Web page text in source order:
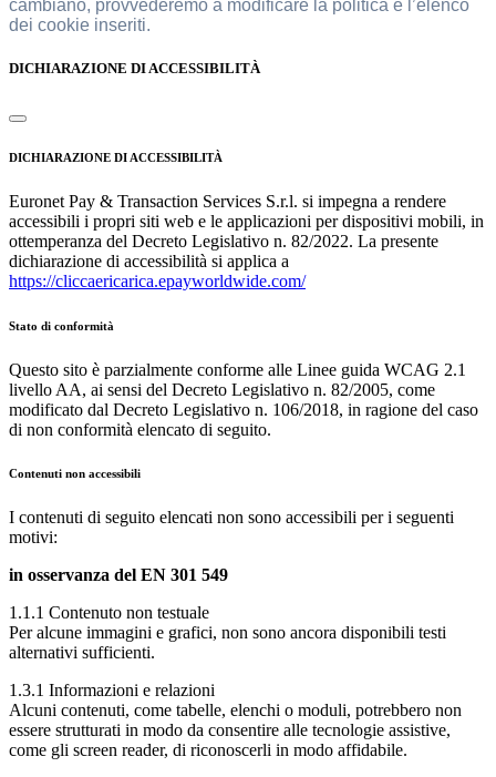
cambiano, provvederemo a modificare la politica e l’elenco
dei cookie inseriti.
DICHIARAZIONE DI ACCESSIBILITÀ
DICHIARAZIONE DI ACCESSIBILITÀ
Euronet Pay & Transaction Services S.r.l. si impegna a rendere
accessibili i propri siti web e le applicazioni per dispositivi mobili, in
ottemperanza del Decreto Legislativo n. 82/2022. La presente
dichiarazione di accessibilità si applica a
https://cliccaericarica.epayworldwide.com/
Stato di conformità
Questo sito è parzialmente conforme alle Linee guida WCAG 2.1
livello AA, ai sensi del Decreto Legislativo n. 82/2005, come
modificato dal Decreto Legislativo n. 106/2018, in ragione del caso
di non conformità elencato di seguito.
Contenuti non accessibili
I contenuti di seguito elencati non sono accessibili per i seguenti
motivi:
in osservanza del EN 301 549
1.1.1 Contenuto non testuale
Per alcune immagini e grafici, non sono ancora disponibili testi
alternativi sufficienti.
1.3.1 Informazioni e relazioni
Alcuni contenuti, come tabelle, elenchi o moduli, potrebbero non
essere strutturati in modo da consentire alle tecnologie assistive,
come gli screen reader, di riconoscerli in modo affidabile.